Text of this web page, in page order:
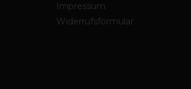
Impressum
Widerrufsformular